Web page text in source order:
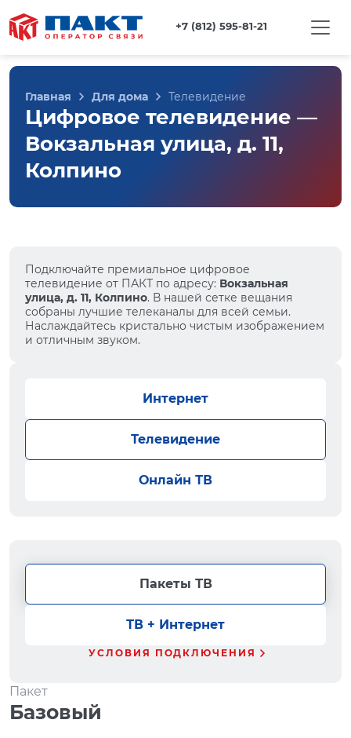
+7 (812) 595-81-21
Главная Для дома Телевидение
Цифровое телевидение —
Вокзальная улица, д. 11,
Колпино
Подключайте премиальное цифровое
телевидение от ПАКТ по адресу: Вокзальная
улица, д. 11, Колпино. В нашей сетке вещания
собраны лучшие телеканалы для всей семьи.
Наслаждайтесь кристально чистым изображением
и отличным звуком.
Интернет
Телевидение
Онлайн ТВ
Пакеты ТВ
ТВ + Интернет
УСЛОВИЯ ПОДКЛЮЧЕНИЯ
Пакет
Базовый